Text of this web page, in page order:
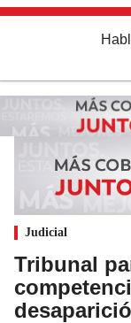
Judicial
Tribunal